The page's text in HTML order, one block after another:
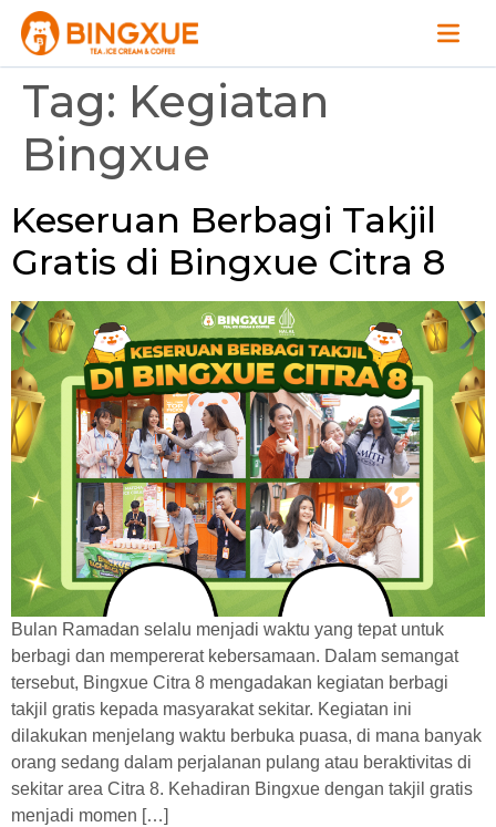
Tag: Kegiatan
Bingxue
Keseruan Berbagi Takjil
Gratis di Bingxue Citra 8
Bulan Ramadan selalu menjadi waktu yang tepat untuk
berbagi dan mempererat kebersamaan. Dalam semangat
tersebut, Bingxue Citra 8 mengadakan kegiatan berbagi
takjil gratis kepada masyarakat sekitar. Kegiatan ini
dilakukan menjelang waktu berbuka puasa, di mana banyak
orang sedang dalam perjalanan pulang atau beraktivitas di
sekitar area Citra 8. Kehadiran Bingxue dengan takjil gratis
menjadi momen […]